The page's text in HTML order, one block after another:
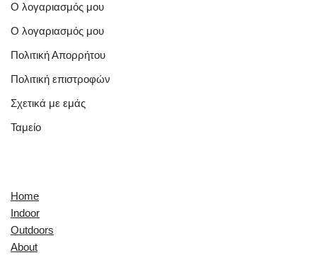
Ο λογαριασμός μου
Ο λογαριασμός μου
Πολιτική Απορρήτου
Πολιτική επιστροφών
Σχετικά με εμάς
Ταμείο
Home
Indoor
Outdoors
About